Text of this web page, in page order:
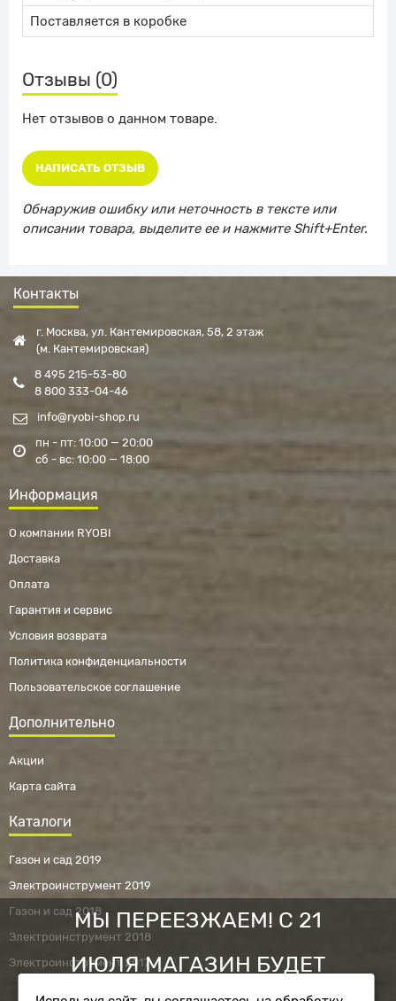
Поставляется в коробке
Отзывы (0)
Нет отзывов о данном товаре.
НАПИСАТЬ ОТЗЫВ
Обнаружив ошибку или неточность в тексте или
описании товара, выделите ее и нажмите Shift+Enter.
МЫ ПЕРЕЕЗЖАЕМ! С 21
ИЮЛЯ МАГАЗИН БУДЕТ
Контакты
г. Москва, ул. Кантемировская, 58, 2 этаж
(м. Кантемировская)
8 495 215-53-80
8 800 333-04-46
info@ryobi-shop.ru
пн - пт: 10:00 — 20:00
сб - вс: 10:00 — 18:00
Информация
О компании RYOBI
Доставка
Оплата
Гарантия и сервис
Условия возврата
Политика конфиденциальности
Пользовательское соглашение
Дополнительно
Акции
Карта сайта
Каталоги
Газон и сад 2019
Электроинструмент 2019
Газон и сад 2018
Электроинструмент 2018
Электроинструмент 2017